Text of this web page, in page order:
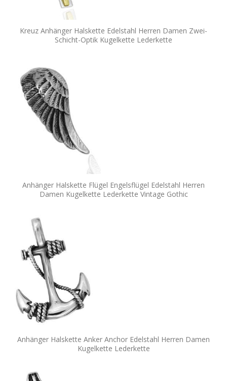
Kreuz Anhänger Halskette Edelstahl Herren Damen Zwei-
Schicht-Optik Kugelkette Lederkette
Anhänger Halskette Flügel Engelsflügel Edelstahl Herren
Damen Kugelkette Lederkette Vintage Gothic
Anhänger Halskette Anker Anchor Edelstahl Herren Damen
Kugelkette Lederkette